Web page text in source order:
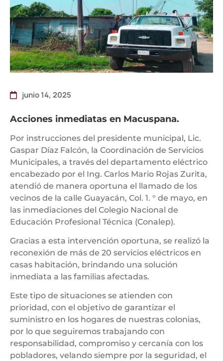
junio 14, 2025
Acciones inmediatas en Macuspana.
Por instrucciones del presidente municipal, Lic.
Gaspar Díaz Falcón, la Coordinación de Servicios
Municipales, a través del departamento eléctrico
encabezado por el Ing. Carlos Mario Rojas Zurita,
atendió de manera oportuna el llamado de los
vecinos de la calle Guayacán, Col. 1. ° de mayo, en
las inmediaciones del Colegio Nacional de
Educación Profesional Técnica (Conalep).
Gracias a esta intervención oportuna, se realizó la
reconexión de más de 20 servicios eléctricos en
casas habitación, brindando una solución
inmediata a las familias afectadas.
Este tipo de situaciones se atienden con
prioridad, con el objetivo de garantizar el
suministro en los hogares de nuestras colonias,
por lo que seguiremos trabajando con
responsabilidad, compromiso y cercanía con los
pobladores, velando siempre por la seguridad, el